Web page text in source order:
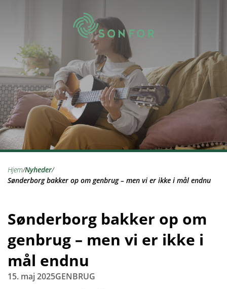
hjem/ nyheder/
Sønderborg bakker op om genbrug – men vi er ikke i mål endnu
Sønderborg bakker op om
genbrug – men vi er ikke i
mål endnu
15. maj 2025GENBRUG